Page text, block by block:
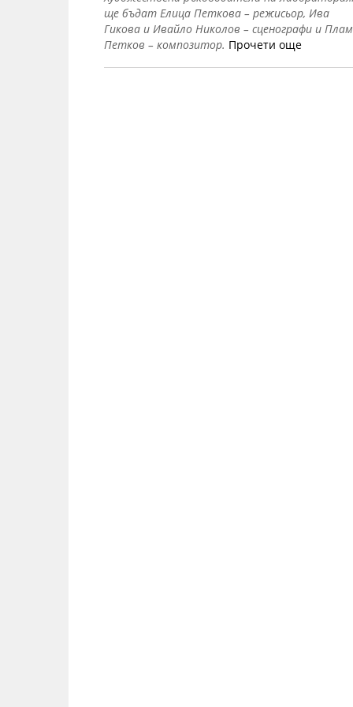
ще бъдат Елица Петкова – режисьор, Ива
Гикова и Ивайло Николов – сценографи и
Петков – композитор. Прочети още